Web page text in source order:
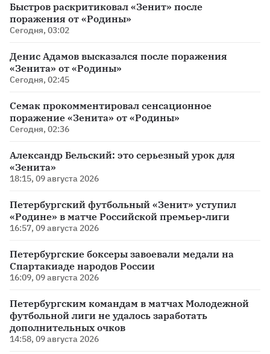
Быстров раскритиковал «Зенит» после
поражения от «Родины»
Сегодня, 03:02
Денис Адамов высказался после поражения
«Зенита» от «Родины»
Сегодня, 02:45
Семак прокомментировал сенсационное
поражение «Зенита» от «Родины»
Сегодня, 02:36
Александр Бельский: это серьезный урок для
«Зенита»
18:15, 09 августа 2026
Петербургский футбольный «Зенит» уступил
«Родине» в матче Российской премьер-лиги
16:57, 09 августа 2026
Петербургские боксеры завоевали медали на
Спартакиаде народов России
16:09, 09 августа 2026
Петербургским командам в матчах Молодежной
футбольной лиги не удалось заработать
дополнительных очков
14:58, 09 августа 2026